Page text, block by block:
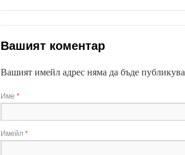
Вашият коментар
Вашият имейл адрес няма да бъде
Име *
Имейл *